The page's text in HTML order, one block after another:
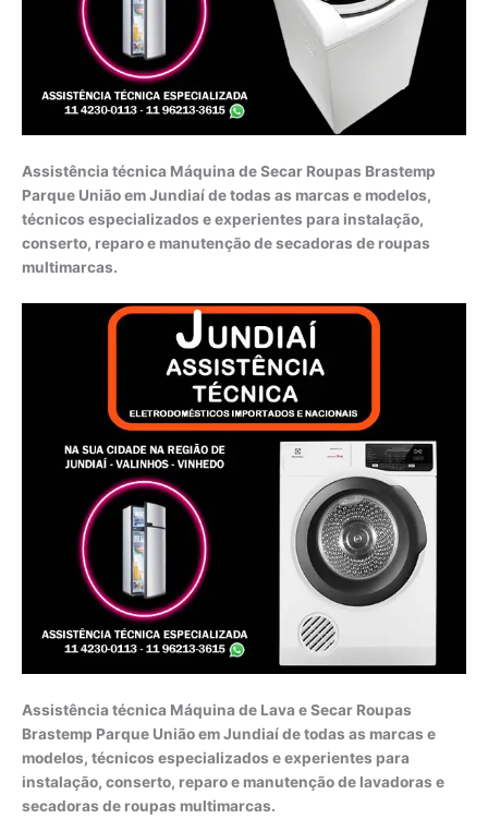
Assistência técnica Máquina de Secar Roupas Brastemp
Parque União em Jundiaí de todas as marcas e modelos,
técnicos especializados e experientes para instalação,
conserto, reparo e manutenção de secadoras de roupas
multimarcas.
Assistência técnica Máquina de Lava e Secar Roupas
Brastemp Parque União em Jundiaí de todas as marcas e
modelos, técnicos especializados e experientes para
instalação, conserto, reparo e manutenção de lavadoras e
secadoras de roupas multimarcas.